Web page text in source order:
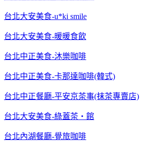
台北大安美食-u*ki smile
台北大安美食-暖暖食飲
台北中正美食-沐樂咖啡
台北中正美食-卡那達咖啡(韓式)
台北中正餐廳-平安京茶事(抹茶專賣店)
台北大安美食-綠蓋茶‧館
台北內湖餐廳-覺旅咖啡